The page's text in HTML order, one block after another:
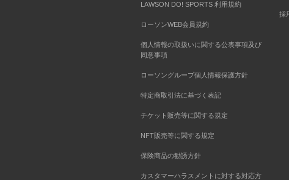
LAWSON DO! SPORTS 利用規約
ローソンWEB会員規約
個人情報の取扱いに関する公表事項及び
同意事項
ローソングループ個人情報保護方針
特定商取引法に基づく表記
チケット販売等に関する規定
NFT販売等に関する規定
保険商品の勧誘方針
カスタマーハラスメントに対する対応方
採